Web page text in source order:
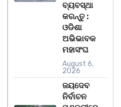
ବ୍ୟବସ୍ଥା
କରନ୍ତୁ :
ଓଡିଶା
ଅଭିଭାବକ
ମହାସଂଘ
August 6,
2026
ଜୟଦେବ
ନିର୍ବାଚନ